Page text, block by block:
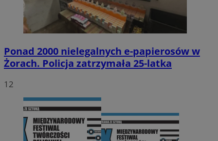
Ponad 2000 nielegalnych e-papierosów w
Żorach. Policja zatrzymała 25-latka
12